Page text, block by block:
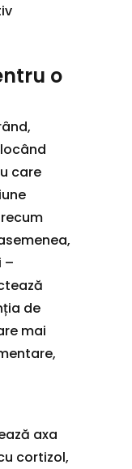
o
care
–
de
mai
axa
cortizol,